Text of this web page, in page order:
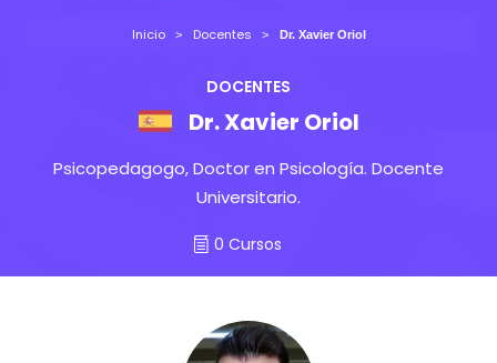
Inicio Docentes Dr. Xavier Oriol
DOCENTES
Dr. Xavier Oriol
Psicopedagogo, Doctor en Psicología. Docente
Universitario.
0 Cursos